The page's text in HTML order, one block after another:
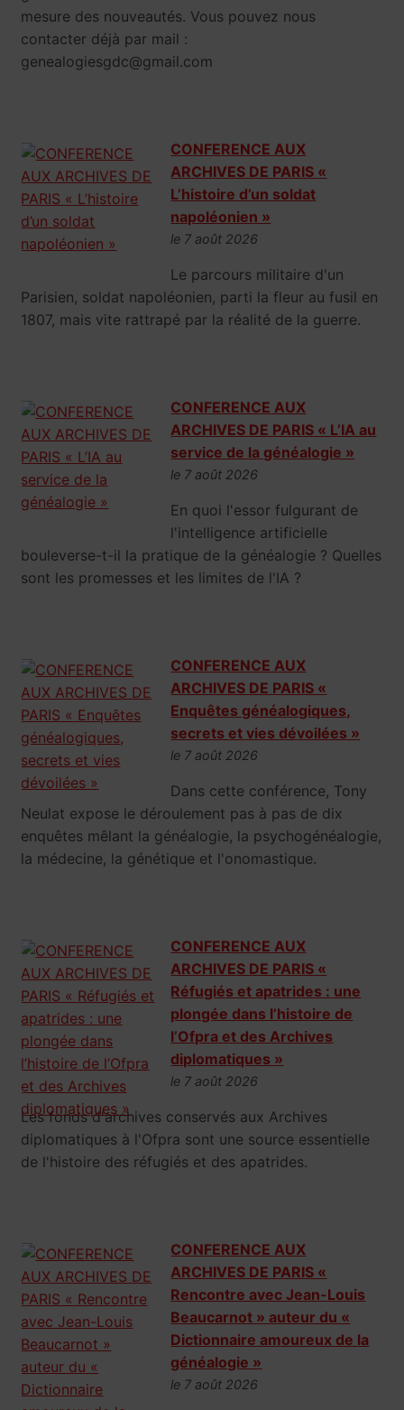
mesure des nouveautés. Vous pouvez nous
contacter déjà par mail :
genealogiesgdc@gmail.com
CONFERENCE AUX
ARCHIVES DE PARIS «
L’histoire d’un soldat
napoléonien »
le 7 août 2026
Le parcours militaire d'un
Parisien, soldat napoléonien, parti la fleur au fusil en
1807, mais vite rattrapé par la réalité de la guerre.
CONFERENCE AUX
ARCHIVES DE PARIS « L’IA au
service de la généalogie »
le 7 août 2026
En quoi l'essor fulgurant de
l'intelligence artificielle
bouleverse-t-il la pratique de la généalogie ? Quelles
sont les promesses et les limites de l'IA ?
CONFERENCE AUX
ARCHIVES DE PARIS «
Enquêtes généalogiques,
secrets et vies dévoilées »
le 7 août 2026
Dans cette conférence, Tony
Neulat expose le déroulement pas à pas de dix
enquêtes mêlant la généalogie, la psychogénéalogie,
la médecine, la génétique et l'onomastique.
CONFERENCE AUX
ARCHIVES DE PARIS «
Réfugiés et apatrides : une
plongée dans l’histoire de
l’Ofpra et des Archives
diplomatiques »
le 7 août 2026
Les fonds d'archives conservés aux Archives
diplomatiques à l'Ofpra sont une source essentielle
de l'histoire des réfugiés et des apatrides.
CONFERENCE AUX
ARCHIVES DE PARIS «
Rencontre avec Jean-Louis
Beaucarnot » auteur du «
Dictionnaire amoureux de la
généalogie »
le 7 août 2026